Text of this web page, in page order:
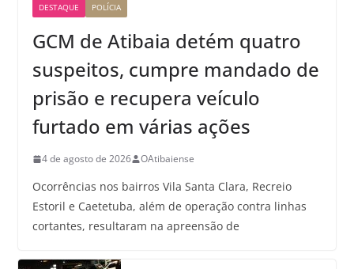
DESTAQUE POLÍCIA
GCM de Atibaia detém quatro
suspeitos, cumpre mandado de
prisão e recupera veículo
furtado em várias ações
4 de agosto de 2026 OAtibaiense
Ocorrências nos bairros Vila Santa Clara, Recreio
Estoril e Caetetuba, além de operação contra linhas
cortantes, resultaram na apreensão de